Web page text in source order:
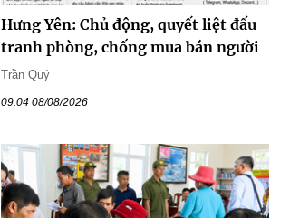
Hưng Yên: Chủ động, quyết liệt đấu
tranh phòng, chống mua bán người
Trần Quý
09:04 08/08/2026